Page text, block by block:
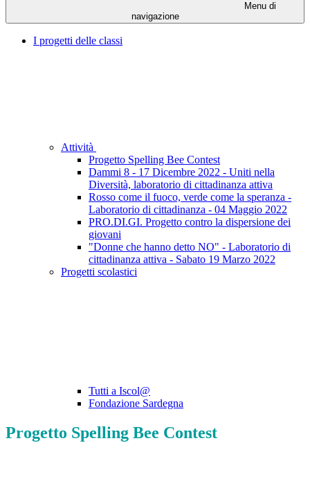
Menu di
navigazione
I progetti delle classi
Attività
Progetto Spelling Bee Contest
Dammi 8 - 17 Dicembre 2022 - Uniti nella
Diversità, laboratorio di cittadinanza attiva
Rosso come il fuoco, verde come la speranza -
Laboratorio di cittadinanza - 04 Maggio 2022
PRO.DI.GI. Progetto contro la dispersione dei
giovani
"Donne che hanno detto NO" - Laboratorio di
cittadinanza attiva - Sabato 19 Marzo 2022
Progetti scolastici
Tutti a Iscol@
Fondazione Sardegna
Progetto Spelling Bee Contest